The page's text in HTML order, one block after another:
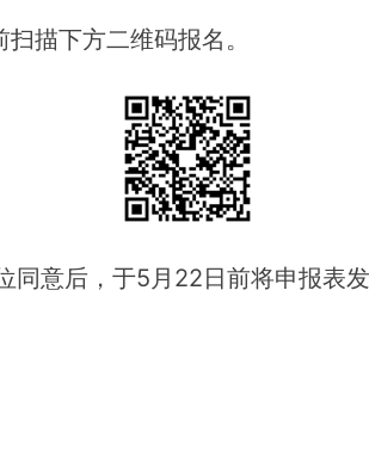
描下方二维码报名。
同意后，于5月22日前将申报表